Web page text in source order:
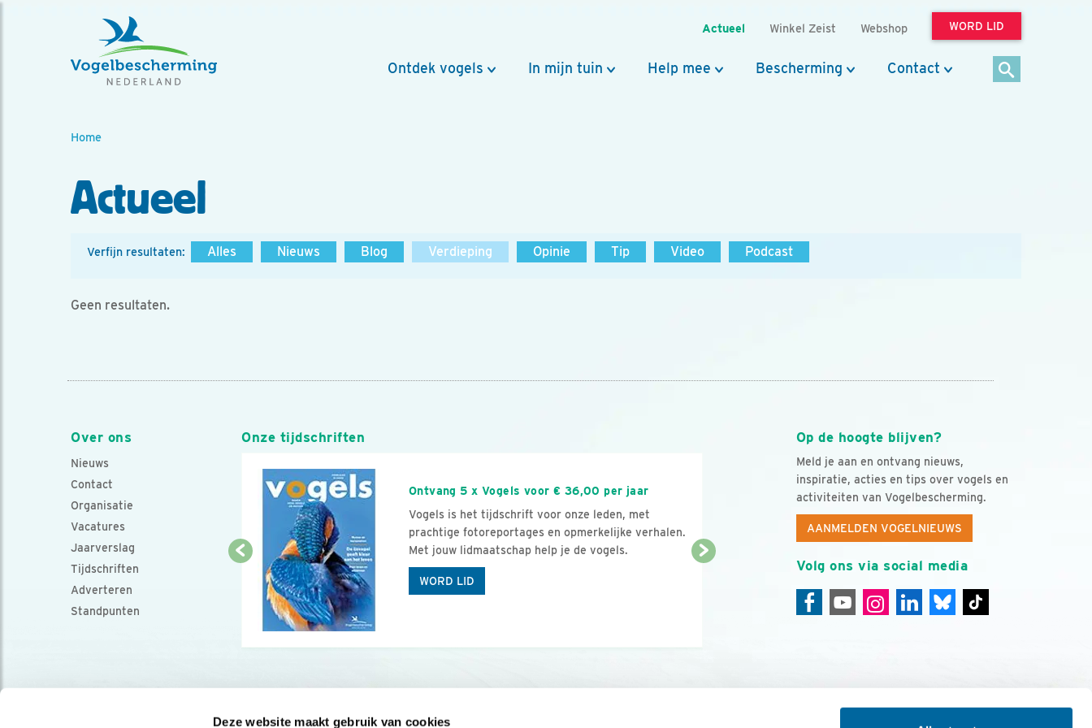
Deze website maakt gebruik van cookies
Actueel Winkel Zeist Webshop WORD LID
Ontdek vogels In mijn tuin Help mee Bescherming Contact
Home
Actueel
Verfijn resultaten: Alles Nieuws Blog Verdieping Opinie Tip Video Podcast
Geen resultaten.
Over ons
Nieuws
Contact
Organisatie
Vacatures
Jaarverslag
Tijdschriften
Adverteren
Standpunten
Op de hoogte blijven?
Meld je aan en ontvang nieuws,
inspiratie, acties en tips over vogels en
activiteiten van Vogelbescherming.
AANMELDEN VOGELNIEUWS
Volg ons via social media
Onze tijdschriften
Ontvang 5 x Vogels voor € 36,00 per jaar
Vogels is het tijdschrift voor onze leden, met
prachtige fotoreportages en opmerkelijke verhalen.
Met jouw lidmaatschap help je de vogels.
WORD LID